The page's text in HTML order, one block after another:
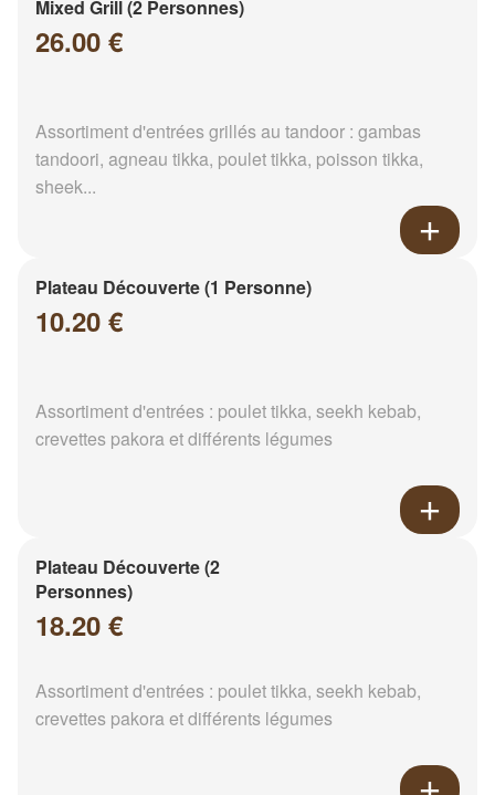
Mixed Grill (2 Personnes)
26.00 €
Assortiment d'entrées grillés au tandoor : gambas
tandoori, agneau tikka, poulet tikka, poisson tikka,
sheek...
Plateau Découverte (1 Personne)
10.20 €
Assortiment d'entrées : poulet tikka, seekh kebab,
crevettes pakora et différents légumes
Plateau Découverte (2
Personnes)
18.20 €
Assortiment d'entrées : poulet tikka, seekh kebab,
crevettes pakora et différents légumes